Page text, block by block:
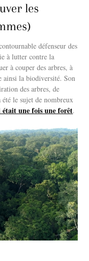
les
défenseur des
à lutter contre la
à couper des arbres, à
ainsi la biodiversité. Son
des arbres, de
le sujet de nombreux
une fois une forêt.